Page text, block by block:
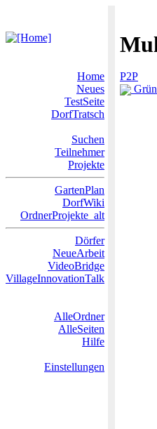
Home
Neues
TestSeite
DorfTratsch
Suchen
Teilnehmer
Projekte
GartenPlan
DorfWiki
OrdnerProjekte_alt
Dörfer
NeueArbeit
VideoBridge
VillageInnovationTalk
AlleOrdner
AlleSeiten
Hilfe
Einstellungen
P2P